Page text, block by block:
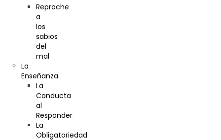
Reproche
a
los
sabios
del
mal
La
Enseñanza
La
Conducta
al
Responder
La
Obligatoriedad